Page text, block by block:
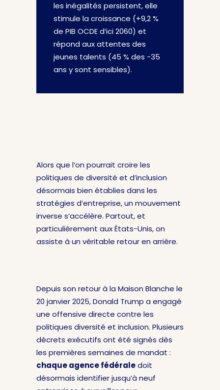
les inégalités persistent, elle
stimule la croissance (+9,2 %
de PIB OCDE d’ici 2060) et
répond aux attentes des
jeunes talents (45 % des -35
ans y sont sensibles).
Alors que l’on pourrait croire les
politiques de diversité et d’inclusion
désormais bien établies dans les
stratégies d’entreprise, un mouvement
inverse s’accélère. Partout, et
particulièrement aux États-Unis, on
assiste à un véritable retour en arrière.
Depuis son retour à la Maison Blanche le
20 janvier 2025, Donald Trump a engagé
une offensive directe contre les
politiques diversité et inclusion. Plusieurs
décrets exécutifs ont été signés dès
les premières semaines de mandat :
chaque agence fédéraledoit
désormais identifier jusqu’à neuf